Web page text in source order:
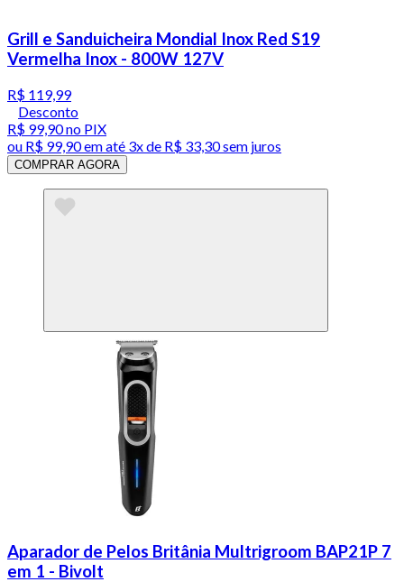
Grill e Sanduicheira Mondial Inox Red S19
Vermelha Inox - 800W 127V
R$ 119,99
Desconto
R$ 99,90no PIX
ou R$ 99,90em até 3x de R$ 33,30 sem juros
COMPRAR AGORA
Aparador de Pelos Britânia Multrigroom BAP21P 7
em 1 - Bivolt